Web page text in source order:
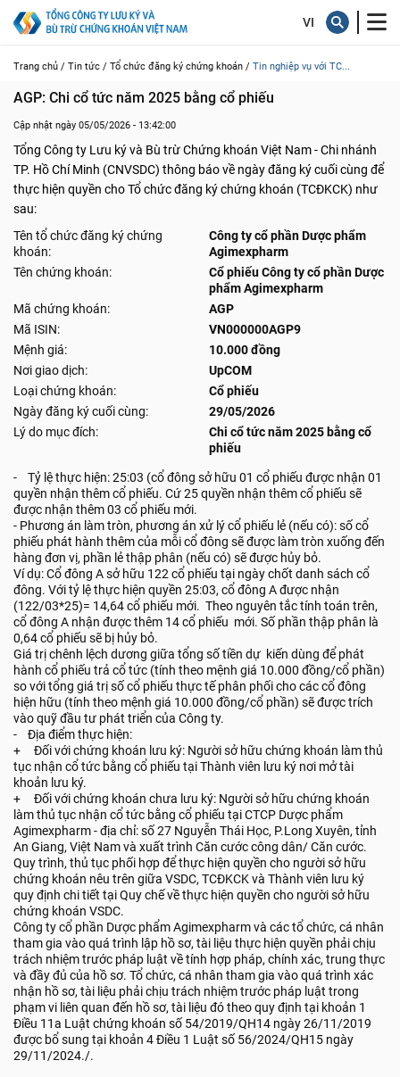
Trang chủ / Tin tức / Tổ chức đăng ký chứng khoán / Tin nghiệp vụ với TC...
AGP: Chi cổ tức năm 2025 bằng cổ phiếu
Cập nhật ngày 05/05/2026 - 13:42:00
Tổng Công ty Lưu ký và Bù trừ Chứng khoán Việt Nam - Chi nhánh
TP. Hồ Chí Minh (CNVSDC) thông báo về ngày đăng ký cuối cùng để
thực hiện quyền cho Tổ chức đăng ký chứng khoán (TCĐKCK) như
sau:
Tên tổ chức đăng ký chứng
khoán:
Công ty cổ phần Dược phẩm
Agimexpharm
Tên chứng khoán:
Cổ phiếu Công ty cổ phần Dược
phẩm Agimexpharm
Mã chứng khoán:
AGP
Mã ISIN:
VN000000AGP9
Mệnh giá:
10.000 đồng
Nơi giao dịch:
UpCOM
Loại chứng khoán:
Cổ phiếu
Ngày đăng ký cuối cùng:
29/05/2026
Lý do mục đích:
Chi cổ tức năm 2025 bằng cổ
phiếu
- Tỷ lệ thực hiện: 25:03 (cổ đông sở hữu 01 cổ phiếu được nhận 01
quyền nhận thêm cổ phiếu. Cứ 25 quyền nhận thêm cổ phiếu sẽ
được nhận thêm 03 cổ phiếu mới.
- Phương án làm tròn, phương án xử lý cổ phiếu lẻ (nếu có): số cổ
phiếu phát hành thêm của mỗi cổ đông sẽ được làm tròn xuống đến
hàng đơn vị, phần lẻ thập phân (nếu có) sẽ được hủy bỏ.
Ví dụ: Cổ đông A sở hữu 122 cổ phiếu tại ngày chốt danh sách cổ
đông. Với tỷ lệ thực hiện quyền 25:03, cổ đông A được nhận
(122/03*25)= 14,64 cổ phiếu mới. Theo nguyên tắc tính toán trên,
cổ đông A nhận được thêm 14 cổ phiếu mới. Số phần thập phân là
0,64 cổ phiếu sẽ bị hủy bỏ.
Giá trị chênh lệch dương giữa tổng số tiền dự kiến dùng để phát
hành cổ phiếu trả cổ tức (tính theo mệnh giá 10.000 đồng/cổ phần)
so với tổng giá trị số cổ phiếu thực tế phân phối cho các cổ đông
hiện hữu (tính theo mệnh giá 10.000 đồng/cổ phần) sẽ được trích
vào quỹ đầu tư phát triển của Công ty.
- Địa điểm thực hiện:
+ Đối với chứng khoán lưu ký: Người sở hữu chứng khoán làm thủ
tục nhận cổ tức bằng cổ phiếu tại Thành viên lưu ký nơi mở tài
khoản lưu ký.
+ Đối với chứng khoán chưa lưu ký: Người sở hữu chứng khoán
làm thủ tục nhận cổ tức bằng cổ phiếu tại CTCP Dược phẩm
Agimexpharm - địa chỉ: số 27 Nguyễn Thái Học, P.Long Xuyên, tỉnh
An Giang, Việt Nam và xuất trình Căn cước công dân/ Căn cước.
Quy trình, thủ tục phối hợp để thực hiện quyền cho người sở hữu
chứng khoán nêu trên giữa VSDC, TCĐKCK và Thành viên lưu ký
quy định chi tiết tại Quy chế về thực hiện quyền cho người sở hữu
chứng khoán VSDC.
Công ty cổ phần Dược phẩm Agimexpharm và các tổ chức, cá nhân
tham gia vào quá trình lập hồ sơ, tài liệu thực hiện quyền phải chịu
trách nhiệm trước pháp luật về tính hợp pháp, chính xác, trung thực
và đầy đủ của hồ sơ. Tổ chức, cá nhân tham gia vào quá trình xác
nhận hồ sơ, tài liệu phải chịu trách nhiệm trước pháp luật trong
phạm vi liên quan đến hồ sơ, tài liệu đó theo quy định tại khoản 1
Điều 11a Luật chứng khoán số 54/2019/QH14 ngày 26/11/2019
được bổ sung tại khoản 4 Điều 1 Luật số 56/2024/QH15 ngày
29/11/2024./.